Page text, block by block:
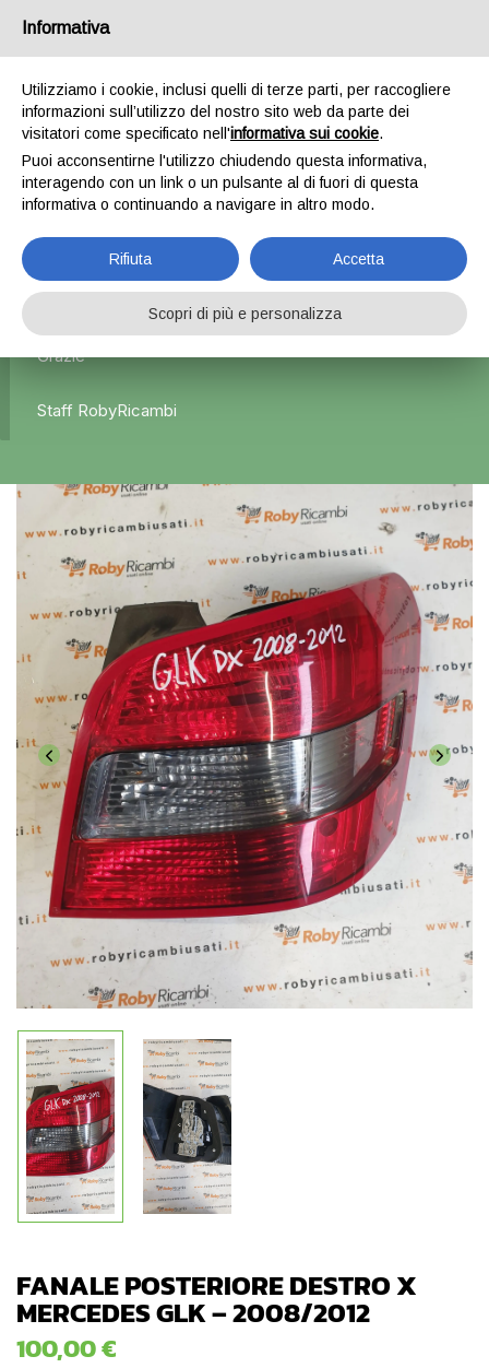
Home Esterni Fanali posteriori
Fanale Posteriore
Destro x Mercedes GLK – 2008/2012
L'azienda Resta Chiusa Dal 5.08 Al 31.08 Qualsiasi
Ordine Verrà Accettato Ma La Spedizione Ripartirà Dal 1
Grazie
Staff RobyRicambi
FANALE POSTERIORE DESTRO X
MERCEDES GLK – 2008/2012
100,00€
Informativa
Utilizziamo i cookie, inclusi quelli di terze parti, per raccogliere
informazioni sull’utilizzo del nostro sito web da parte dei
visitatori come specificato nell'informativa sui cookie.
Puoi acconsentirne l'utilizzo chiudendo questa informativa,
interagendo con un link o un pulsante al di fuori di questa
informativa o continuando a navigare in altro modo.
Rifiuta Accetta
Scopri di più e personalizza